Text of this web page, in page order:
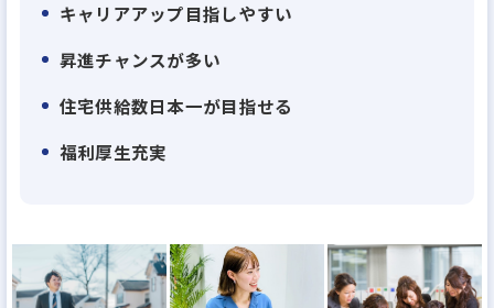
長クラスはもちろん、役員も十分目指せます。上場
企業の幹部になれるチャンスのある企業はそう多く
はないはず。
・理由２：離職率業界平均の半分以下！『働きがい
当社は、男女・社歴などを問わないフラットな評価
体制、高い給与水準、産休育休取得のしやすさ、産
キャリアアップ目指しやすい
昇進チャンスが多い
住宅供給数日本一が目指せる
福利厚生充実